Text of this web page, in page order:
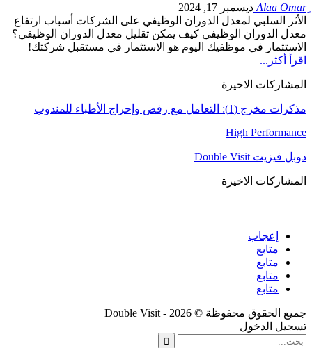
ديسمبر 17, 2024
الأثر السلبي لمعدل الدوران الوظيفي على الشركات أسباب ارتفاع
معدل الدوران الوظيفي كيف يمكن تقليل معدل الدوران الوظيفي؟
الاستثمار في موظفيك اليوم هو الاستثمار في مستقبل شركتك!
اقرأ أكثر...
المشاركات الاخيرة
مذكرات مخرج (1): التعامل مع رفض وإحراج الأطباء للمندوب
High Performance
دوبل فيزيت Double Visit
المشاركات الاخيرة
إعجاب
متابع
متابع
متابع
متابع
جميع الحقوق محفوظة © 2026 - Double Visit
تسجيل الدخول